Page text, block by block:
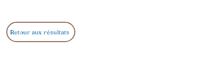
Retour aux résultats